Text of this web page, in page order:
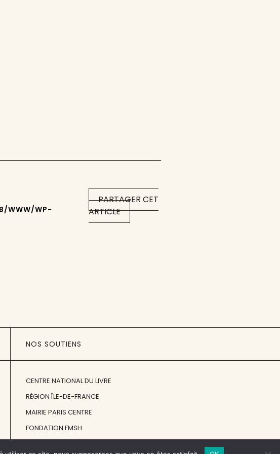
PARTAGER CET
ARTICLE
WWW/WP-
NOS SOUTIENS
CENTRE NATIONAL DU LIVRE
RÉGION ÎLE-DE-FRANCE
MAIRIE PARIS CENTRE
FONDATION FMSH